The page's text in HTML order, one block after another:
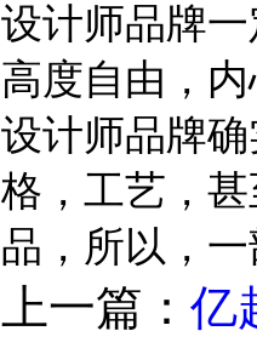
设计师品牌
高度自由，
设计师品牌
格，工艺，
品，所以，
上一篇： 亿